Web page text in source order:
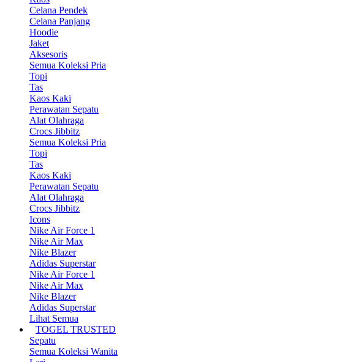
Celana Pendek
Celana Panjang
Hoodie
Jaket
Aksesoris
Semua Koleksi Pria
Topi
Tas
Kaos Kaki
Perawatan Sepatu
Alat Olahraga
Crocs Jibbitz
Semua Koleksi Pria
Topi
Tas
Kaos Kaki
Perawatan Sepatu
Alat Olahraga
Crocs Jibbitz
Icons
Nike Air Force 1
Nike Air Max
Nike Blazer
Adidas Superstar
Nike Air Force 1
Nike Air Max
Nike Blazer
Adidas Superstar
Lihat Semua
TOGEL TRUSTED
Sepatu
Semua Koleksi Wanita